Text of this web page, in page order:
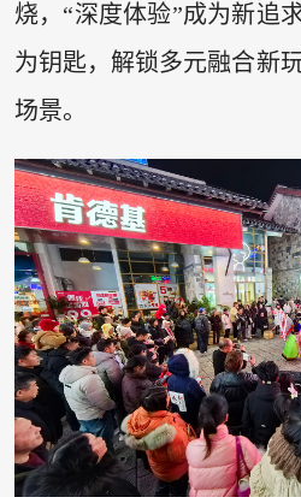
烧，“深度体验”成为新追
为钥匙，解锁多元融合新
场景。